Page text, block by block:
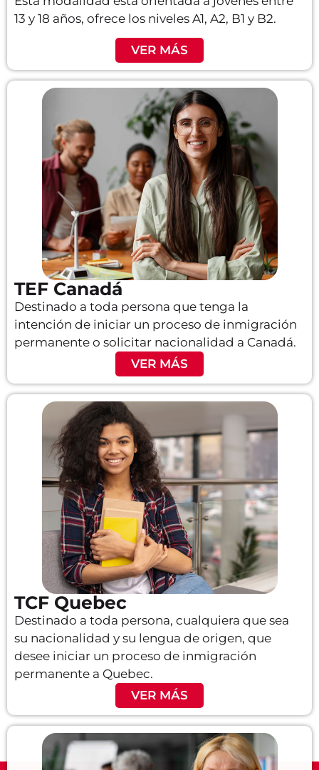
13 y 18 años, ofrece los niveles A1, A2, B1 y B2.
VER MÁS
TEF Canadá
Destinado a toda persona que tenga la
intención de iniciar un proceso de inmigración
permanente o solicitar nacionalidad a Canadá.
VER MÁS
TCF Quebec
Destinado a toda persona, cualquiera que sea
su nacionalidad y su lengua de origen, que
desee iniciar un proceso de inmigración
permanente a Quebec.
VER MÁS